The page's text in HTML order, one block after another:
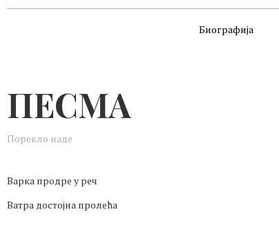
Биографија
ПЕСМА
Порекло наде
Варка продре у реч
Ватра достојна пролећа